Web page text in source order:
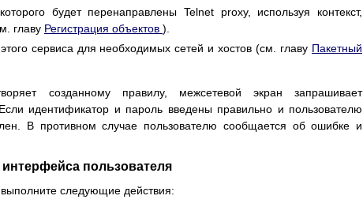
будет перенаправлены Telnet proxy, используя контекст,
главу Регистрация объектов ).
сервиса для необходимых сетей и хостов (см. главу Пакетный
созданному правилу, межсетевой экран запрашивает
идентификатор и пароль введены правильно и пользователю
В противном случае пользователю сообщается об ошибке и
пользователя
следующие действия: